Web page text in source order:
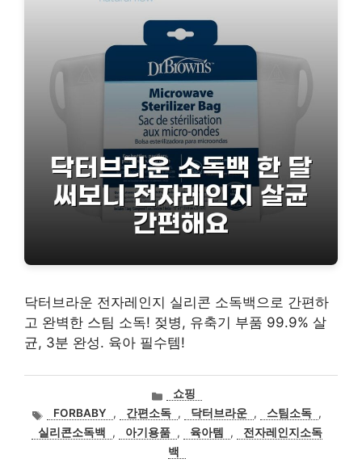
닥터브라운 전자레인지 실리콘 소독백으로 간편하
고 완벽한 스팀 소독! 젖병, 유축기 부품 99.9% 살
균, 3분 완성. 육아 필수템!
카
테
고
리
쇼핑
태
그
FORBABY , 간편소독 , 닥터브라운 , 스팀소독 ,
실리콘소독백
, 아기용품 , 육아템 ,
전자레인지소독
백